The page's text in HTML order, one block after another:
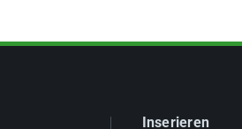
Inserieren